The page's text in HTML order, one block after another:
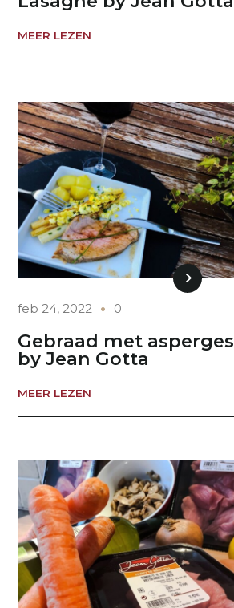
MEER LEZEN
feb 24, 2022 0
Gebraad met asperges
by Jean Gotta
MEER LEZEN